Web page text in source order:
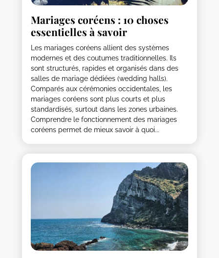
Mariages coréens : 10 choses
essentielles à savoir
Les mariages coréens allient des systèmes
modernes et des coutumes traditionnelles. Ils
sont structurés, rapides et organisés dans des
salles de mariage dédiées (wedding halls).
Comparés aux cérémonies occidentales, les
mariages coréens sont plus courts et plus
standardisés, surtout dans les zones urbaines.
Comprendre le fonctionnement des mariages
coréens permet de mieux savoir à quoi...